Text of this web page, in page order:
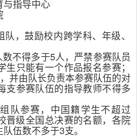
与指导中心
，鼓励校内跨学科、年级、
不得多于5人，严禁参赛队员
只能有一个作品报名参赛；
并由队长负责本参赛队伍的对
支参赛队伍的指导教师不得多
队参赛，中国籍学生不超过
晋级全国总决赛的名额，各院
队伍数不多于3支。